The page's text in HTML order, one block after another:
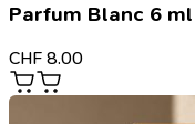
Parfum Blanc 6 ml
CHF 8.00